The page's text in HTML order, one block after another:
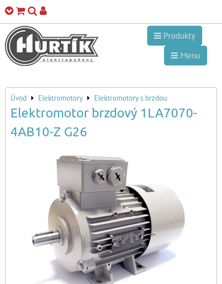
Produkty
Menu
Úvod Elektromotory Elektromotory s brzdou
Elektromotor brzdový 1LA7070-
4AB10-Z G26